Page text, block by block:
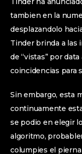
tambien en la
desplazandolo
Tinder brinda a las
de “vistas” por
coincidencias para
Sin embargo, esta
continuamente
se podio en elegir
algoritmo,
columpies el